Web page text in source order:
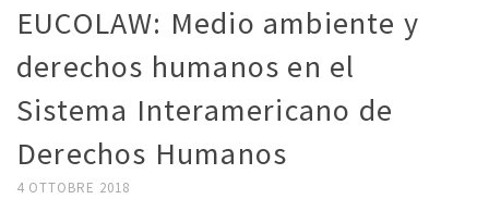
EUCOLAW: Medio ambiente y
derechos humanos en el
Sistema Interamericano de
Derechos Humanos
4 OTTOBRE 2018